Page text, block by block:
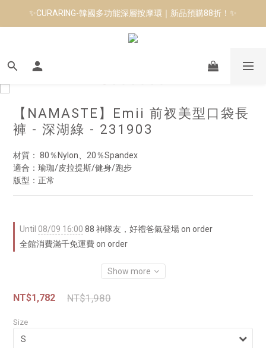
8月短跑滿額贈 | 88 神隊友，好禮爸氣登場
✨CURARING-韓國多功能深層按摩環｜新品預購88折！✨
Manduka-跟著青蛙去旅行｜快閃第二站-台南
8月短跑滿額贈 | 88 神隊友，好禮爸氣登場
【NAMASTE】Emii 前衩美型口袋長
褲 - 深湖綠 - 231903
材質： 80％Nylon、20％Spandex
適合：瑜珈/皮拉提斯/健身/跑步
版型：正常
Until 08/09 16:00 88 神隊友，好禮爸氣登場 on order
全館消費滿千免運費 on order
Show more
NT$1,782 NT$1,980
Size